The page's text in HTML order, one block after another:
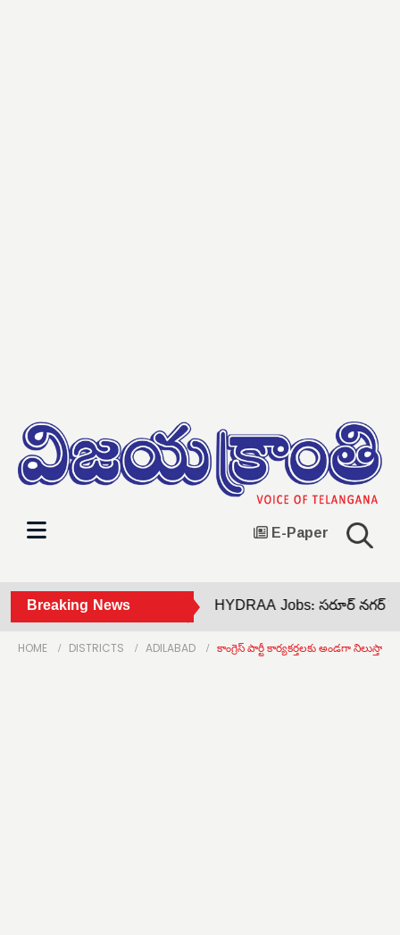
E-Paper
Breaking News
యాత్ర నిలిపివేత • HYDRAA Jobs: సరూర్ నగర్
HOME DISTRICTS ADILABAD కాంగ్రెస్ పార్టీ కార్యకర్తలకు అండగా నిలుస్తాం